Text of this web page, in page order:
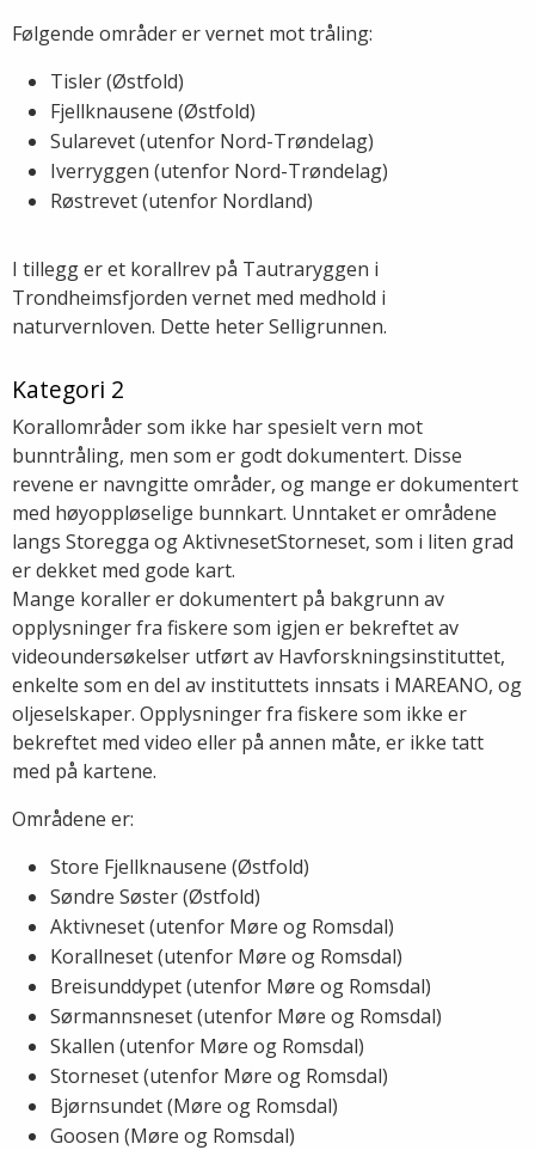
Følgende områder er vernet mot tråling:
Tisler (Østfold)
Fjellknausene (Østfold)
Sularevet (utenfor Nord-Trøndelag)
Iverryggen (utenfor Nord-Trøndelag)
Røstrevet (utenfor Nordland)
I tillegg er et korallrev på Tautraryggen i
Trondheimsfjorden vernet med medhold i
naturvernloven. Dette heter Selligrunnen.
Kategori 2
Korallområder som ikke har spesielt vern mot
bunntråling, men som er godt dokumentert. Disse
revene er navngitte områder, og mange er dokumentert
med høyoppløselige bunnkart. Unntaket er områdene
langs Storegga og AktivnesetStorneset, som i liten grad
er dekket med gode kart.
Mange koraller er dokumentert på bakgrunn av
opplysninger fra fiskere som igjen er bekreftet av
videoundersøkelser utført av Havforskningsinstituttet,
enkelte som en del av instituttets innsats i MAREANO, og
oljeselskaper. Opplysninger fra fiskere som ikke er
bekreftet med video eller på annen måte, er ikke tatt
med på kartene.
Områdene er:
Store Fjellknausene (Østfold)
Søndre Søster (Østfold)
Aktivneset (utenfor Møre og Romsdal)
Korallneset (utenfor Møre og Romsdal)
Breisunddypet (utenfor Møre og Romsdal)
Sørmannsneset (utenfor Møre og Romsdal)
Skallen (utenfor Møre og Romsdal)
Storneset (utenfor Møre og Romsdal)
Bjørnsundet (Møre og Romsdal)
Goosen (Møre og Romsdal)